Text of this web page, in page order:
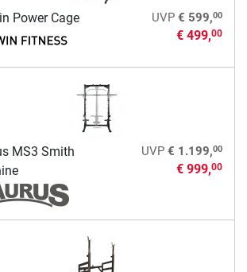
Power Cage UVP € 599,00
€ 499,00
MS3 Smith
UVP € 1.199,00
€ 999,00